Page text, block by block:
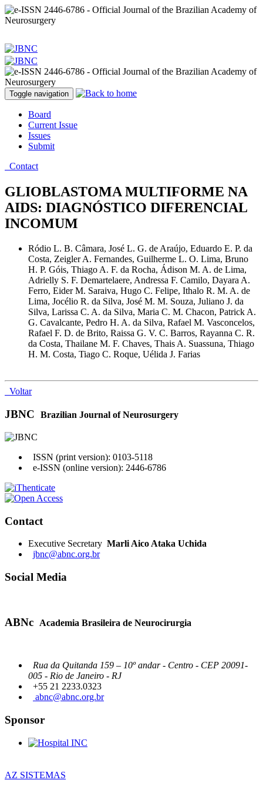
Toggle navigation
Board
Current Issue
Issues
Submit
Contact
GLIOBLASTOMA MULTIFORME NA
AIDS: DIAGNÓSTICO DIFERENCIAL
INCOMUM
Ródio L. B. Câmara, José L. G. de Araújo, Eduardo E. P. da
Costa, Zeigler A. Fernandes, Guilherme L. O. Lima, Bruno
H. P. Góis, Thiago A. F. da Rocha, Ádison M. A. de Lima,
Adrielly S. F. Demartelaere, Andressa F. Camilo, Dayara A.
Ferro, Eider M. Saraiva, Hugo C. Felipe, Ithalo R. M. A. de
Lima, Jocélio R. da Silva, José M. M. Souza, Juliano J. da
Silva, Larissa C. A. da Silva, Maria C. M. Chacon, Patrick A.
G. Cavalcante, Pedro H. A. da Silva, Rafael M. Vasconcelos,
Rafael F. D. de Brito, Raissa G. V. C. Barros, Rayanna C. R.
da Costa, Thailane M. F. Chaves, Thais A. Suassuna, Thiago
H. M. Costa, Tiago C. Roque, Uélida J. Farias
Voltar
JBNC Brazilian Journal of Neurosurgery
ISSN (print version): 0103-5118
e-ISSN (online version): 2446-6786
Contact
Executive Secretary Marli Aico Ataka Uchida
jbnc@abnc.org.br
Social Media
ABNc Academia Brasileira de Neurocirurgia
Rua da Quitanda 159 – 10º andar - Centro - CEP 20091-
005 - Rio de Janeiro - RJ
+55 21 2233.0323
abnc@abnc.org.br
Sponsor
AZ SISTEMAS